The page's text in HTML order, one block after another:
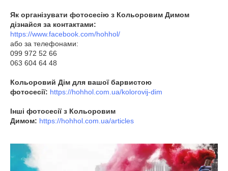
Як організувати фотосесію з Кольоровим Димом
дізнайся за контактами:
https://www.facebook.com/hohhol/
або за телефонами:
099 972 52 66
063 604 64 48
Кольоровий Дім для вашої барвистою
фотосесії: https://hohhol.com.ua/kolorovij-dim
Інші фотосесії з Кольоровим
Димом: https://hohhol.com.ua/articles